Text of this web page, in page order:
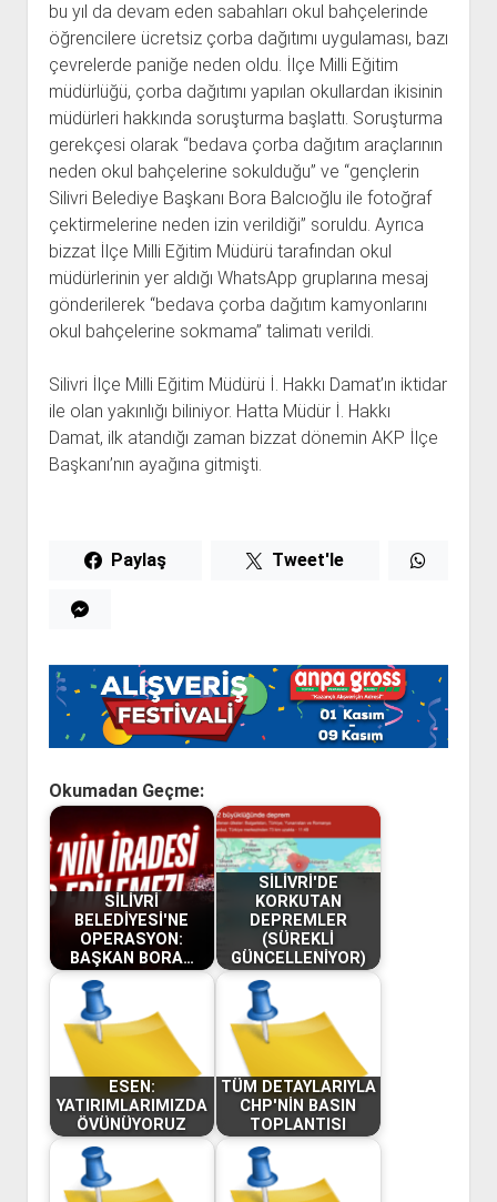
bu yıl da devam eden sabahları okul bahçelerinde
öğrencilere ücretsiz çorba dağıtımı uygulaması, bazı
çevrelerde paniğe neden oldu. İlçe Milli Eğitim
müdürlüğü, çorba dağıtımı yapılan okullardan ikisinin
müdürleri hakkında soruşturma başlattı. Soruşturma
gerekçesi olarak “bedava çorba dağıtım araçlarının
neden okul bahçelerine sokulduğu” ve “gençlerin
Silivri Belediye Başkanı Bora Balcıoğlu ile fotoğraf
çektirmelerine neden izin verildiği” soruldu. Ayrıca
bizzat İlçe Milli Eğitim Müdürü tarafından okul
müdürlerinin yer aldığı WhatsApp gruplarına mesaj
gönderilerek “bedava çorba dağıtım kamyonlarını
okul bahçelerine sokmama” talimatı verildi.
Silivri İlçe Milli Eğitim Müdürü İ. Hakkı Damat’ın iktidar
ile olan yakınlığı biliniyor. Hatta Müdür İ. Hakkı
Damat, ilk atandığı zaman bizzat dönemin AKP İlçe
Başkanı’nın ayağına gitmişti.
Paylaş Tweet'le
Okumadan Geçme:
SİLİVRİ
BELEDİYESİ'NE
OPERASYON:
BAŞKAN BORA…
SİLİVRİ'DE
KORKUTAN
DEPREMLER
(SÜREKLİ
GÜNCELLENİYOR)
ESEN:
YATIRIMLARIMIZDA
ÖVÜNÜYORUZ
TÜM DETAYLARIYLA
CHP'NİN BASIN
TOPLANTISI